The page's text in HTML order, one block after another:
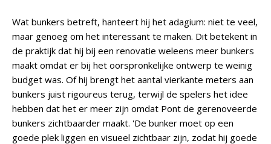
Wat bunkers betreft, hanteert hij het adagium: niet te veel,
maar genoeg om het interessant te maken. Dit betekent in
de praktijk dat hij bij een renovatie weleens meer bunkers
maakt omdat er bij het oorspronkelijke ontwerp te weinig
budget was. Of hij brengt het aantal vierkante meters aan
bunkers juist rigoureus terug, terwijl de spelers het idee
hebben dat het er meer zijn omdat Pont de gerenoveerde
bunkers zichtbaarder maakt. 'De bunker moet op een
goede plek liggen en visueel zichtbaar zijn, zodat hij goede